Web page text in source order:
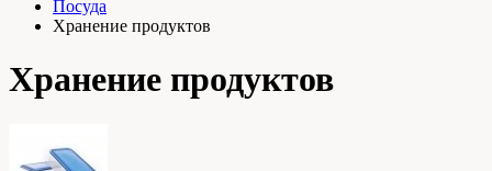
Посуда
Хранение продуктов
Хранение продуктов